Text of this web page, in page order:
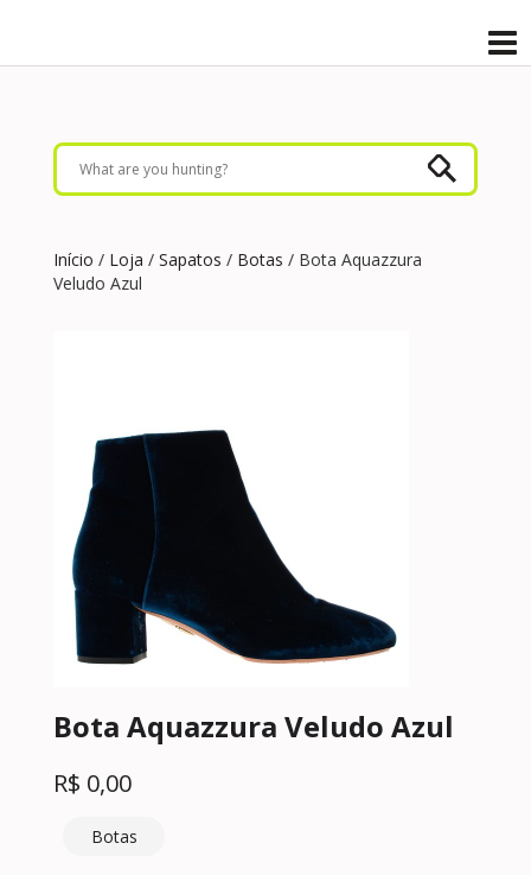
Início / Loja / Sapatos / Botas / Bota Aquazzura
Veludo Azul
Bota Aquazzura Veludo Azul
R$ 0,00
Botas